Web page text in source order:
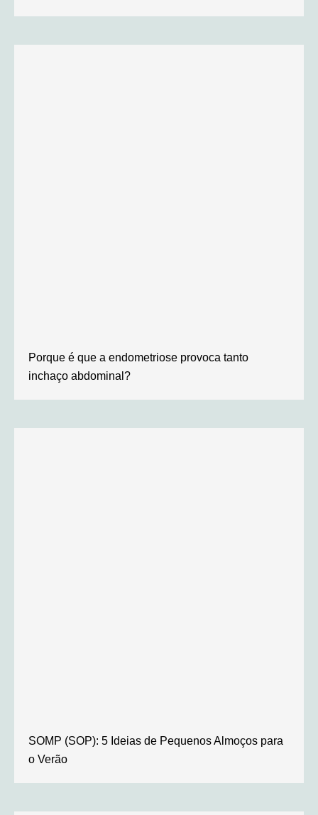
Porque é que a endometriose provoca tanto
inchaço abdominal?
SOMP (SOP): 5 Ideias de Pequenos Almoços para
o Verão